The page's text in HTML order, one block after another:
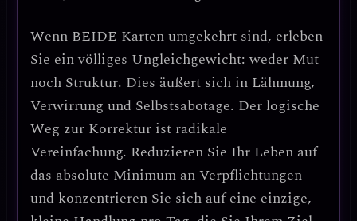
Wenn BEIDE Karten umgekehrt sind, erleben
Sie einvölliges Ungleichgewicht: weder Mut
noch Struktur. Dies äußert sich in Lähmung,
Verwirrung und Selbstsabotage. Der logische
Weg zur Korrektur ist radikale
Vereinfachung. Reduzieren Sie Ihr Leben auf
das absolute Minimum an Verpflichtungen
und konzentrieren Sie sich auf eine einzige,